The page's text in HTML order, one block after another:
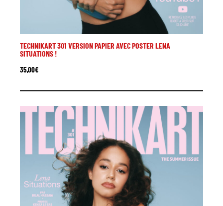
TECHNIKART 301 VERSION PAPIER AVEC POSTER LENA
SITUATIONS !
35,00€